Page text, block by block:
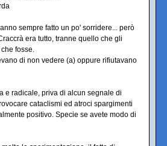
sempre fatto un po' sorridere... però
era tutto, tranne quello che gli
fosse.
di non vedere (a) oppure rifiutavano
e radicale, priva di alcun segnale di
cataclismi ed atroci spargimenti
positivo. Specie se avete modo di